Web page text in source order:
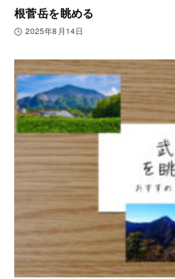
根菅岳を眺める
2025年8月14日